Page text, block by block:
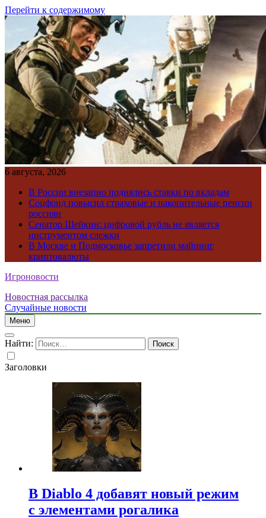
Перейти к содержимому
6 августа, 2026
В России внезапно поднялись ставки по вкладам
Соцфонд повысил страховые и накопительные пенсии
россиян
Сенатор Шейкин: цифровой рубль не является
инструментом слежки
В Москве и Подмосковье запретили майнинг
криптовалюты
Игроновости
Новостная рассылка
Случайные новости
Меню
Найти:
Заголовки
В Diablo 4 добавят новый режим
с элементами рогалика